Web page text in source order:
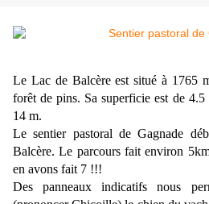
Le Lac de Balcère est situé à 1765
forêt de pins. Sa superficie est de
14 m.
Lesentier pastoral de Gagnade
Balcère. Le parcours fait environ
en avons fait 7 !!!
Des panneaux indicatifs nous